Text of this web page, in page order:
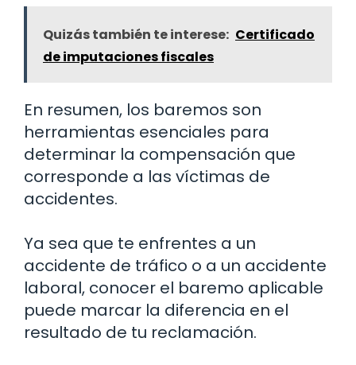
Quizás también te interese: Certificado
de imputaciones fiscales
En resumen, los baremos son
herramientas esenciales para
determinar la compensación que
corresponde a las víctimas de
accidentes.
Ya sea que te enfrentes a un
accidente de tráfico o a un accidente
laboral, conocer el baremo aplicable
puede marcar la diferencia en el
resultado de tu reclamación.